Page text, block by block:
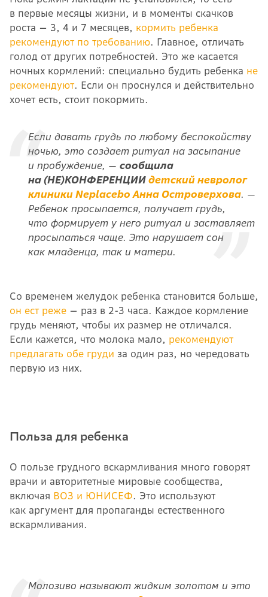
в первые месяцы жизни, и в моменты скачков
роста — 3, 4 и 7 месяцев, кормить ребенка
рекомендуют по требованию. Главное, отличать
голод от других потребностей. Это же касается
ночных кормлений: специально будить ребенка не
рекомендуют. Если он проснулся и действительно
хочет есть, стоит покормить.
Если давать грудь по любому беспокойству
ночью, это создает ритуал на засыпание
и пробуждение, — сообщила
на (НЕ)КОНФЕРЕНЦИИ детский невролог
клиники Neplacebo Анна Островерхова. —
Ребенок просыпается, получает грудь,
что формирует у него ритуал и заставляет
просыпаться чаще. Это нарушает сон
как младенца, так и матери.
Со временем желудок ребенка становится больше,
он ест реже — раз в 2-3 часа. Каждое кормление
грудь меняют, чтобы их размер не отличался.
Если кажется, что молока мало, рекомендуют
предлагать обе груди за один раз, но чередовать
первую из них.
Польза для ребенка
О пользе грудного вскармливания много говорят
врачи и авторитетные мировые сообщества,
включая ВОЗ и ЮНИСЕФ. Это используют
как аргумент для пропаганды естественного
вскармливания.
Молозиво называют жидким золотом и это